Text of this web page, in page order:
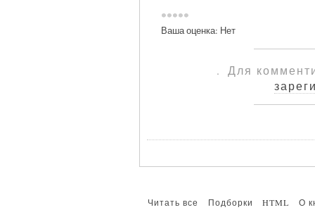
Ваша оценка: Нет
.
Для
Читать все Подборки HTML О